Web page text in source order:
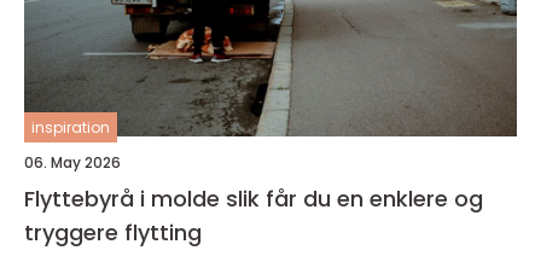
inspiration
06. May 2026
Flyttebyrå i molde slik får du en enklere og
tryggere flytting